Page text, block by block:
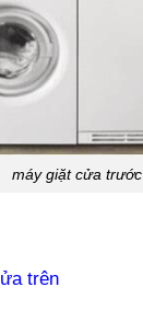
máy giặt cửa trước
trên